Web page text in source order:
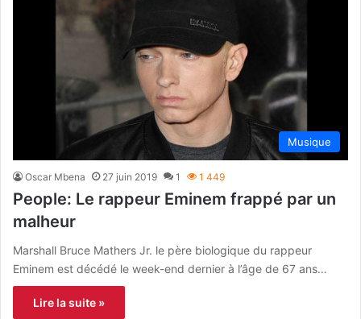
Musique
Oscar Mbena 27 juin 2019 1 1 449
People: Le rappeur Eminem frappé par un
malheur
Marshall Bruce Mathers Jr. le père biologique du rappeur
Eminem est décédé le week-end dernier à l’âge de 67 ans…
Lire la suite »